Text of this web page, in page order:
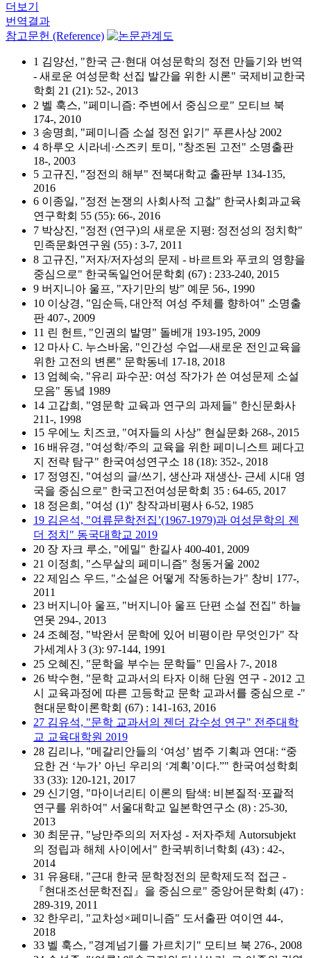
더보기
번역결과
참고문헌 (Reference)
1 김양선, "한국 근·현대 여성문학의 정전 만들기와 번역
- 새로운 여성문학 선집 발간을 위한 시론" 국제비교한국
학회 21 (21): 52-, 2013
2 벨 훅스, "페미니즘: 주변에서 중심으로" 모티브 북
174-, 2010
3 송명희, "페미니즘 소설 정전 읽기" 푸른사상 2002
4 하루오 시라네·스즈키 토미, "창조된 고전" 소명출판
18-, 2003
5 고규진, "정전의 해부" 전북대학교 출판부 134-135,
2016
6 이종일, "정전 논쟁의 사회사적 고찰" 한국사회과교육
연구학회 55 (55): 66-, 2016
7 박상진, "정전 (연구)의 새로운 지평: 정전성의 정치학"
민족문화연구원 (55) : 3-7, 2011
8 고규진, "저자/저자성의 문제 - 바르트와 푸코의 영향을
중심으로" 한국독일언어문학회 (67) : 233-240, 2015
9 버지니아 울프, "자기만의 방" 예문 56-, 1990
10 이상경, "임순득, 대안적 여성 주체를 향하여" 소명출
판 407-, 2009
11 린 헌트, "인권의 발명" 돌베개 193-195, 2009
12 마사 C. 누스바움, "인간성 수업—새로운 전인교육을
위한 고전의 변론" 문학동네 17-18, 2018
13 엄혜숙, "유리 파수꾼: 여성 작가가 쓴 여성문제 소설
모음" 동녘 1989
14 고갑희, "영문학 교육과 연구의 과제들" 한신문화사
211-, 1998
15 우에노 치즈코, "여자들의 사상" 현실문화 268-, 2015
16 배유경, "여성학/주의 교육을 위한 페미니스트 페다고
지 전략 탐구" 한국여성연구소 18 (18): 352-, 2018
17 정영진, "여성의 글/쓰기, 생산과 재생산- 근세 시대 영
국을 중심으로" 한국고전여성문학회 35 : 64-65, 2017
18 정은희, "여성 (1)" 창작과비평사 6-52, 1985
19 김은석, "여류문학전집’(1967-1979)과 여성문학의 젠
더 정치" 동국대학교 2019
20 장 자크 루소, "에밀" 한길사 400-401, 2009
21 이정희, "스무살의 페미니즘" 청동거울 2002
22 제임스 우드, "소설은 어떻게 작동하는가" 창비 177-,
2011
23 버지니아 울프, "버지니아 울프 단편 소설 전집" 하늘
연못 294-, 2013
24 조혜정, "박완서 문학에 있어 비평이란 무엇인가" 작
가세계사 3 (3): 97-144, 1991
25 오혜진, "문학을 부수는 문학들" 민음사 7-, 2018
26 박수현, "문학 교과서의 타자 이해 단원 연구 - 2012 고
시 교육과정에 따른 고등학교 문학 교과서를 중심으로 -"
현대문학이론학회 (67) : 141-163, 2016
27 김유석, "문학 교과서의 젠더 감수성 연구" 전주대학
교 교육대학원 2019
28 김리나, "메갈리안들의 ‘여성’ 범주 기획과 연대: “중
요한 건 ‘누가’ 아닌 우리의 ‘계획’이다.”" 한국여성학회
33 (33): 120-121, 2017
29 신기영, "마이너리티 이론의 탐색: 비본질적·포괄적
연구를 위하여" 서울대학교 일본학연구소 (8) : 25-30,
2013
30 최문규, "낭만주의의 저자성 - 저자주체 Autorsubjekt
의 정립과 해체 사이에서" 한국뷔히너학회 (43) : 42-,
2014
31 유용태, "근대 한국 문학정전의 문학제도적 접근 -
『현대조선문학전집』을 중심으로" 중앙어문학회 (47) :
289-319, 2011
32 한우리, "교차성×페미니즘" 도서출판 여이연 44-,
2018
33 벨 훅스, "경계넘기를 가르치기" 모티브 북 276-, 2008